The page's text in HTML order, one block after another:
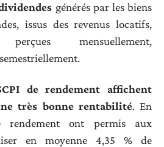
générés par les biens
issus des revenus locatifs,
mensuellement,
de rendement affichent
très bonne rentabilité. En
rendement ont permis aux
en moyenne 4,35 % de